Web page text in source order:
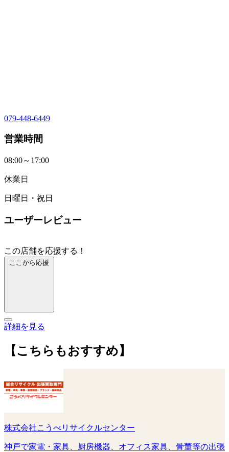
079-448-6449
営業時間
08:00～17:00
休業日
日曜日・祝日
ユーザーレビュー
この店舗を応援する！
ここから応援
詳細を見る
【こちらもおすすめ】
株式会社こうべリサイクルセンター
神戸で家電・家具、厨房機器、オフィス家具、骨董等の出張